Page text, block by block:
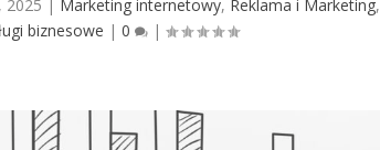
2025 | Marketing internetowy, Reklama i Marketing,
biznesowe |0 |